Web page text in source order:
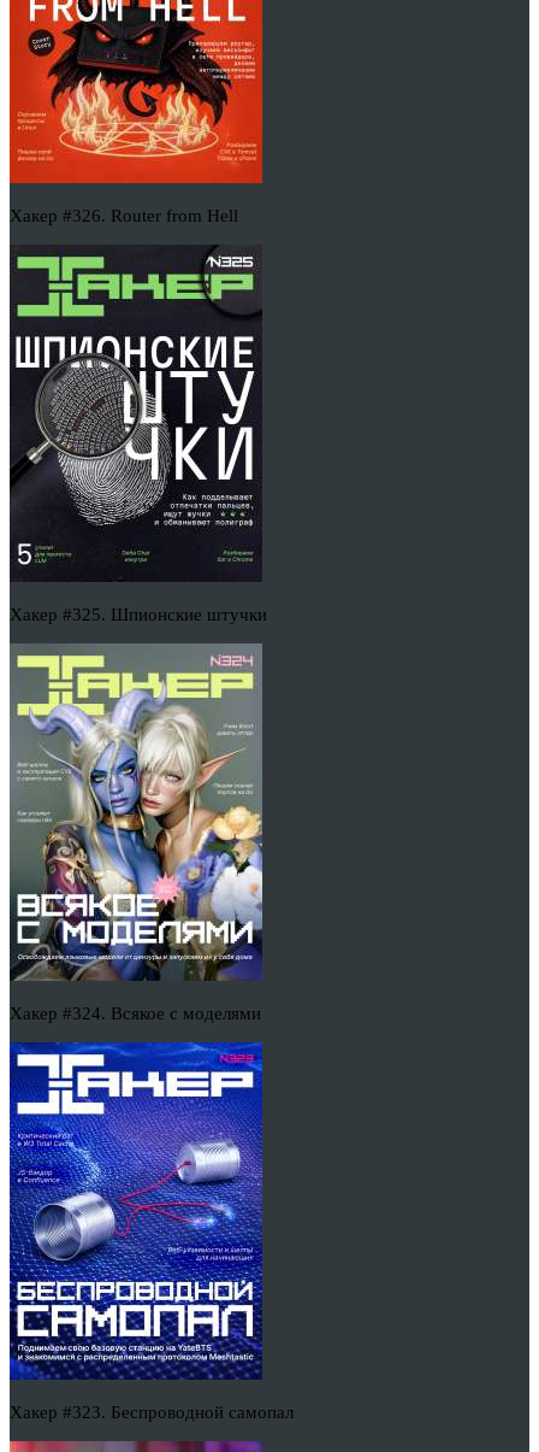
Хакер #326. Router from Hell
Хакер #325. Шпионские штучки
Хакер #324. Всякое с моделями
Хакер #323. Беспроводной самопал